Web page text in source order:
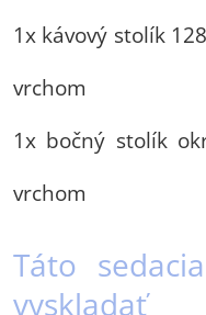
1x kávový stolík
vrchom
1x bočný stolík
vrchom
Táto